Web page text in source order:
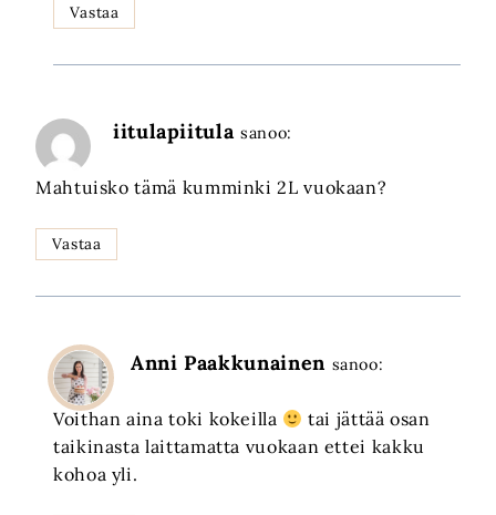
Vastaa
iitulapiitula sanoo:
Mahtuisko tämä kumminki 2L vuokaan?
Vastaa
Anni Paakkunainen sanoo:
Voithan aina toki kokeilla
tai jättää osan
taikinasta laittamatta vuokaan ettei kakku
kohoa yli.